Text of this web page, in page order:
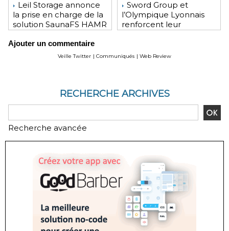
Leil Storage annonce
la prise en charge de la
solution SaunaFS HAMR
stockage accrue lors
des déploiements sur
Sword Group et
l’Olympique Lyonnais
renforcent leur
Ajouter un commentaire
Veille Twitter | Communiqués | Web Review
RECHERCHE ARCHIVES
Recherche avancée